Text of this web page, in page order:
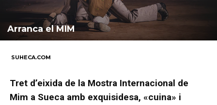
Arranca el MIM
SUHECA.COM
Tret d’eixida de la Mostra Internacional de
Mim a Sueca amb exquisidesa, «cuina» i